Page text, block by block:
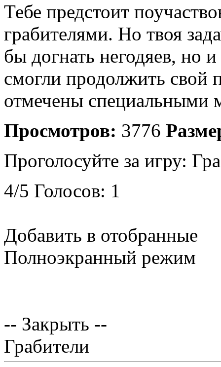
Тебе предстоит
грабителями. Но твоя
бы догнать негодяев, но
смогли продолжить свой
отмечены специальными
Просмотров: 3776
Проголосуйте за игру:
4/5 Голосов: 1
Добавить в отобранные
Полноэкранный режим
-- Закрыть --
Грабители